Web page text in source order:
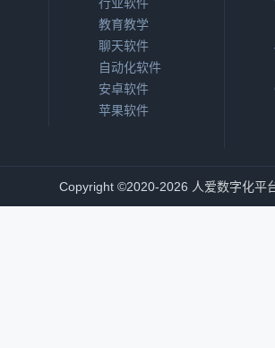
教育教学
聊天软件
自动化软件
安卓软件
苹果软件
Copyright ©2020-2026 人爱数字化平